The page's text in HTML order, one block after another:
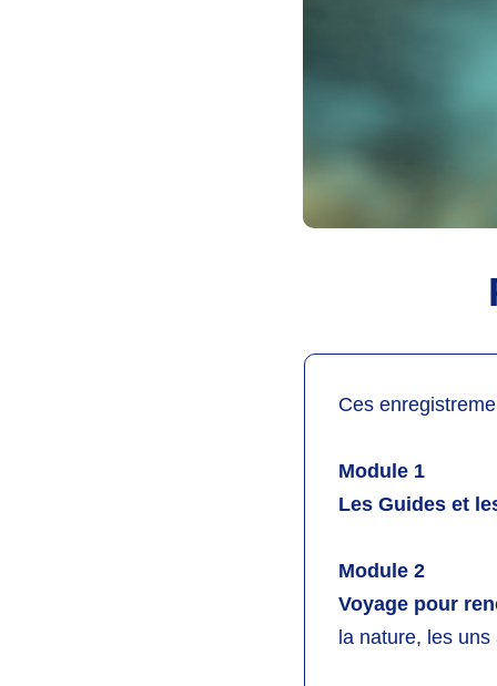
Ces
Module 1
Les Guides et
Module 2
Voyage pour
la nature, les